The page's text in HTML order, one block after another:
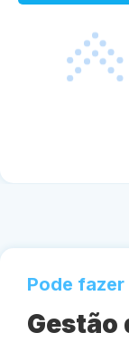
Pode fazer
Gestão